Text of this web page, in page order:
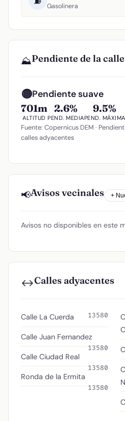
Gasolinera
⛰️Pendiente de la calle
🟡Pendiente suave
701m
ALTITUD
2.6%
PEND. MEDIA
9.5%
PEND. MÁXIMA
Fuente: Copernicus DEM ·
calles adyacentes
📢Avisos vecinales +
Avisos no disponibles en este
↔️Calles adyacentes
Calle La Cuerda 13580
Calle Juan Fernandez
13580
Calle Ciudad Real
13580
Ronda de la Ermita
13580